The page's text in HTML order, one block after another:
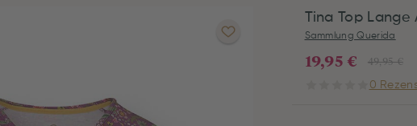
Tina Top Lange
Sammlung Querida
49,95 €
19,95 €
0